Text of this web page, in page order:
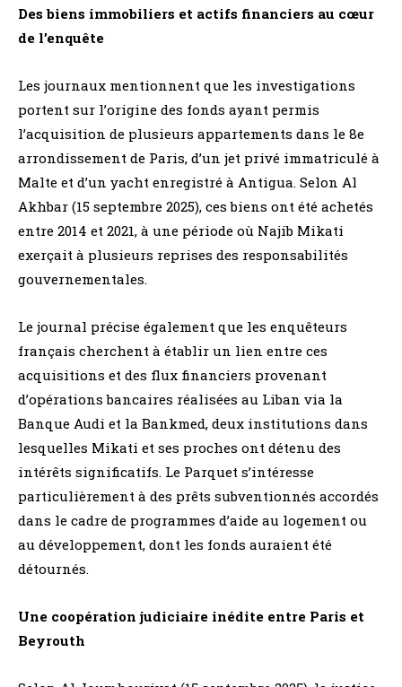
Des biens immobiliers et actifs financiers au cœur
de l’enquête
Les journaux mentionnent que les investigations
portent sur l’origine des fonds ayant permis
l’acquisition de plusieurs appartements dans le 8e
arrondissement de Paris, d’un jet privé immatriculé à
Malte et d’un yacht enregistré à Antigua. Selon Al
Akhbar (15 septembre 2025), ces biens ont été achetés
entre 2014 et 2021, à une période où Najib Mikati
exerçait à plusieurs reprises des responsabilités
gouvernementales.
Le journal précise également que les enquêteurs
français cherchent à établir un lien entre ces
acquisitions et des flux financiers provenant
d’opérations bancaires réalisées au Liban via la
Banque Audi et la Bankmed, deux institutions dans
lesquelles Mikati et ses proches ont détenu des
intérêts significatifs. Le Parquet s’intéresse
particulièrement à des prêts subventionnés accordés
dans le cadre de programmes d’aide au logement ou
au développement, dont les fonds auraient été
détournés.
Une coopération judiciaire inédite entre Paris et
Beyrouth